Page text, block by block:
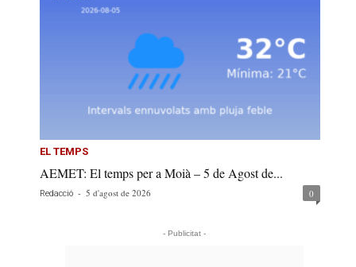
EL TEMPS
AEMET: El temps per a Moià – 5 de Agost de...
Redacció - 5 d'agost de 2026 0
- Publicitat -